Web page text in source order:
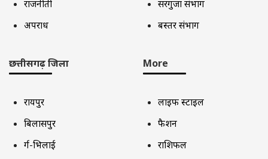
राजनीती
अपराध
सरगुजा संभाग
बस्तर संभाग
छत्तीसगढ़ जिला
रायपुर
बिलासपुर
दुर्ग-भिलाई
More
लाइफ स्टाइल
फैशन
राशिफल